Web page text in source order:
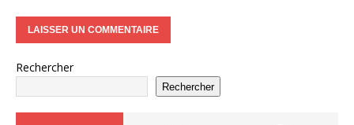
Rechercher
Rechercher